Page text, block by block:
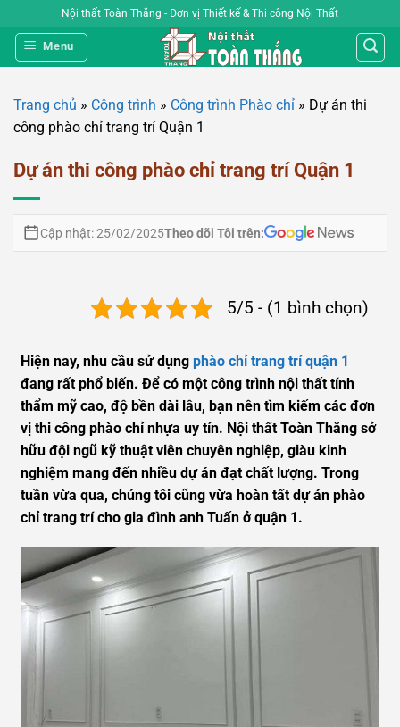
qua
nội
Nội thất Toàn Thắng - Đơn vị Thiết kế & Thi công Nội Thất
Menu
Trang chủ » Công trình » Công trình Phào chỉ » Dự án thi
công phào chỉ trang trí Quận 1
Dự án thi công phào chỉ trang trí Quận 1
Cập nhật: 25/02/2025Theo dõi Tôi trên:
5/5 - (1 bình chọn)
Hiện nay, nhu cầu sử dụng phào chỉ trang trí quận 1
đang rất phổ biến. Để có một công trình nội thất tính
thẩm mỹ cao, độ bền dài lâu, bạn nên tìm kiếm các đơn
vị thi công phào chỉ nhựa uy tín. Nội thất Toàn Thắng sở
hữu đội ngũ kỹ thuật viên chuyên nghiệp, giàu kinh
nghiệm mang đến nhiều dự án đạt chất lượng. Trong
tuần vừa qua, chúng tôi cũng vừa hoàn tất dự án phào
chỉ trang trí cho gia đình anh Tuấn ở quận 1.